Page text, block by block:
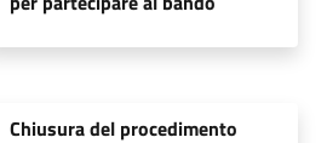
Chiusura del procedimento